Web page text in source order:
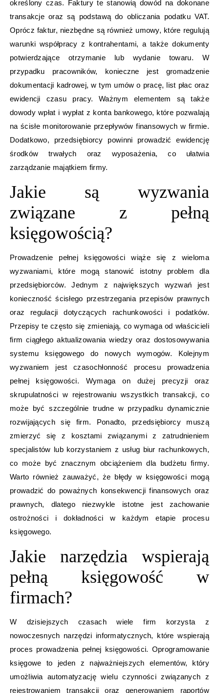
określony czas. Faktury te stanowią dowód na dokonane
transakcje oraz są podstawą do obliczania podatku VAT.
Oprócz faktur, niezbędne są również umowy, które regulują
warunki współpracy z kontrahentami, a także dokumenty
potwierdzające otrzymanie lub wydanie towaru. W
przypadku pracowników, konieczne jest gromadzenie
dokumentacji kadrowej, w tym umów o pracę, list płac oraz
ewidencji czasu pracy. Ważnym elementem są także
dowody wpłat i wypłat z konta bankowego, które pozwalają
na ścisłe monitorowanie przepływów finansowych w firmie.
Dodatkowo, przedsiębiorcy powinni prowadzić ewidencję
środków trwałych oraz wyposażenia, co ułatwia
zarządzanie majątkiem firmy.
Jakie są wyzwania
związane z pełną
księgowością?
Prowadzenie pełnej księgowości wiąże się z wieloma
wyzwaniami, które mogą stanowić istotny problem dla
przedsiębiorców. Jednym z największych wyzwań jest
konieczność ścisłego przestrzegania przepisów prawnych
oraz regulacji dotyczących rachunkowości i podatków.
Przepisy te często się zmieniają, co wymaga od właścicieli
firm ciągłego aktualizowania wiedzy oraz dostosowywania
systemu księgowego do nowych wymogów. Kolejnym
wyzwaniem jest czasochłonność procesu prowadzenia
pełnej księgowości. Wymaga on dużej precyzji oraz
skrupulatności w rejestrowaniu wszystkich transakcji, co
może być szczególnie trudne w przypadku dynamicznie
rozwijających się firm. Ponadto, przedsiębiorcy muszą
zmierzyć się z kosztami związanymi z zatrudnieniem
specjalistów lub korzystaniem z usług biur rachunkowych,
co może być znacznym obciążeniem dla budżetu firmy.
Warto również zauważyć, że błędy w księgowości mogą
prowadzić do poważnych konsekwencji finansowych oraz
prawnych, dlatego niezwykle istotne jest zachowanie
ostrożności i dokładności w każdym etapie procesu
księgowego.
Jakie narzędzia wspierają
pełną księgowość w
firmach?
W dzisiejszych czasach wiele firm korzysta z
nowoczesnych narzędzi informatycznych, które wspierają
proces prowadzenia pełnej księgowości. Oprogramowanie
księgowe to jeden z najważniejszych elementów, który
umożliwia automatyzację wielu czynności związanych z
rejestrowaniem transakcji oraz generowaniem raportów